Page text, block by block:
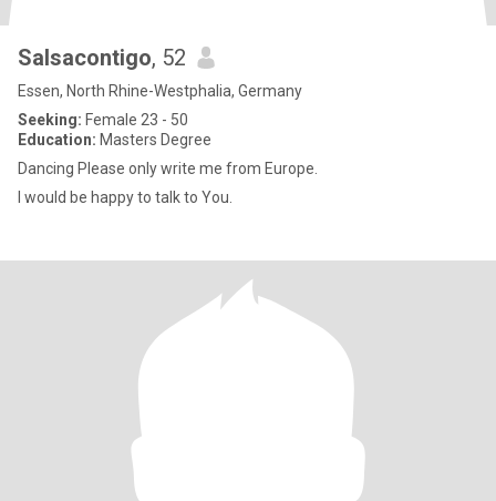
Salsacontigo, 52
Essen, North Rhine-Westphalia, Germany
Seeking: Female 23 - 50
Education: Masters Degree
Dancing Please only write me from Europe.
I would be happy to talk to You.